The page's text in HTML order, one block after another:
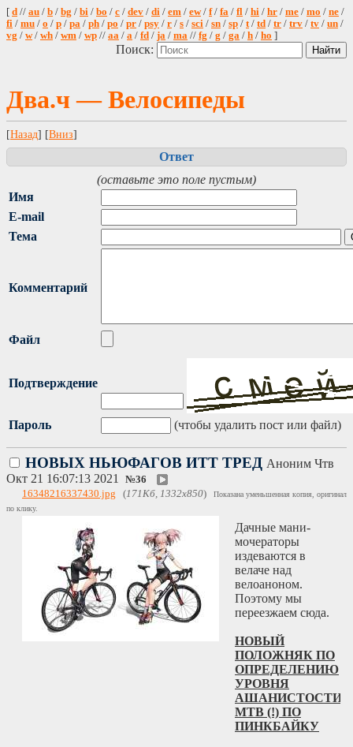
[ d // au / b / bg / bi / bo / c / dev / di / em / ew/ f/ fa / fl / hi / hr / me / mo / ne /
fi / mu / o / p / pa / ph / po / pr / psy / r / s / sci / sn / sp / t/ td / tr / trv / tv / un /
vg / w/ wh / wm / wp // aa / a / fd / ja / ma // fg / g / ga / h / ho ]
Поиск:
Два.ч — Велосипеды
[Назад] [Вниз]
Ответ
(оставьте это поле пустым)
Имя
E-mail
Тема
Комментарий
Файл
Подтверждение
Пароль (чтобы удалить пост или файл)
НОВЫХ НЬЮФАГОВ ИТТ ТРЕД Аноним Чтв
Окт 21 16:07:13 2021
№36
16348216337430.jpg (171Кб, 1332x850)
Показана уменьшенная копия, оригинал
по клику.
Дачные мани-
мочераторы
издеваются в
велаче над
велоаноном.
Поэтому мы
переезжаем сюда.
НОВЫЙ
ПОЛОЖНЯК ПО
ОПРЕДЕЛЕНИЮ
УРОВНЯ
АШАНИСТОСТИ
MTB (!) ПО
ПИНКБАЙКУ